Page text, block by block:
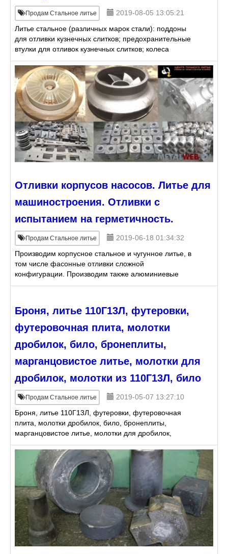
Продам Стальное литье
2019-08-05 13:05:21
Литье стальное (различных марок стали): поддоны
для отливки кузнечных слитков; предохранительные
втулки для отливок кузнечных слитков; колеса
зубчатые; шестерни; обечайки; балабаны и др.
Отливки корпусов насосов. Литье для
машиностроения. Отливки с
испытанием на герметичность.
Продам Стальное литье
2019-06-18 01:34:32
Производим корпусное стальное и чугунное литье, в
том числе фасонные отливки сложной
конфигурации. Производим также алюминиевые
фасонные отливки, в кокиль и в ХТС. Обеспечиваем
Броня, литье 110Г13Л, футеровки,
футеровочная плита, молотки
дробилок, било, бронеплиты,
марганцовистое литье, молотки для
дробилок, молотки из 110Г13Л, било
Продам Стальное литье
2019-05-07 13:27:10
Броня, литье 110Г13Л, футеровки, футеровочная
плита, молотки дробилок, било, бронеплиты,
марганцовистое литье, молотки для дробилок,
молотки из 110Г13Л, било, броня, брони, литье
брони, плита стальна